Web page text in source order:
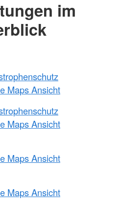
im
Maps Ansicht
Maps Ansicht
Maps Ansicht
Maps Ansicht